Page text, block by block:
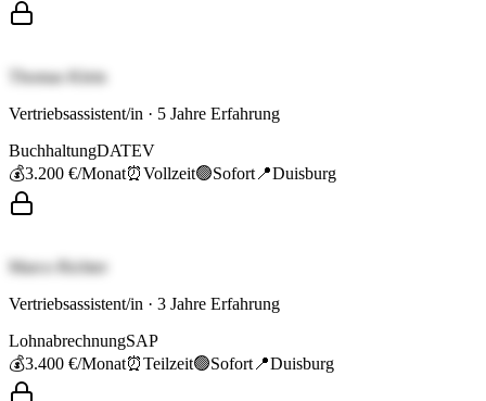
Thomas Klein
Vertriebsassistent/in · 5 Jahre Erfahrung
BuchhaltungDATEV
💰3.200 €/Monat⏰Vollzeit🟢Sofort 📍Duisburg
Marco Richter
Vertriebsassistent/in · 3 Jahre Erfahrung
LohnabrechnungSAP
💰3.400 €/Monat⏰Teilzeit🟢Sofort 📍Duisburg